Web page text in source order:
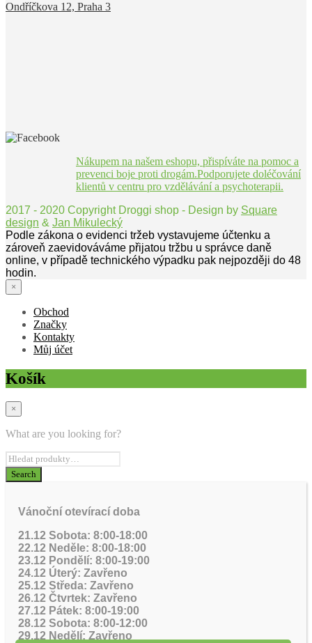
Ondříčkova 12, Praha 3
Nákupem na našem eshopu, přispíváte na pomoc a
prevenci boje proti drogám.Podporujete doléčování
klientů v centru pro vzdělávání a psychoterapii.
2017 - 2020 Copyright Droggi shop - Design by Square
design & Jan Mikulecký
Podle zákona o evidenci tržeb vystavujeme účtenku a
zároveň zaevidováváme přijatou tržbu u správce daně
online, v případě technického výpadku pak nejpozději do 48
hodin.
×
Obchod
Značky
Kontakty
Můj účet
Košík
×
What are you looking for?
Vánoční otevírací doba
21.12 Sobota: 8:00-18:00
22.12 Neděle: 8:00-18:00
23.12 Pondělí: 8:00-19:00
24.12 Úterý: Zavřeno
25.12 Středa: Zavřeno
26.12 Čtvrtek: Zavřeno
27.12 Pátek: 8:00-19:00
28.12 Sobota: 8:00-12:00
29.12 Nedělí: Zavřeno